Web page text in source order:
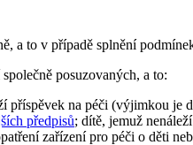
a to v případě splnění
posuzovaných, a to:
příspěvek na péči (výjimkou je
předpisů; dítě, jemuž
zařízení pro péči o děti